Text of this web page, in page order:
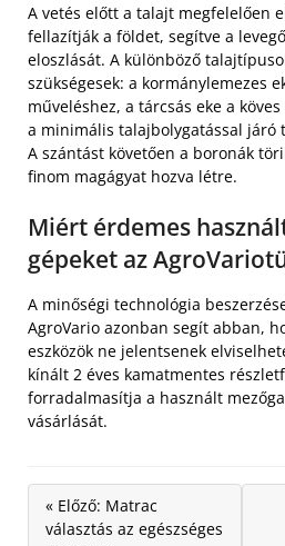
A vetés előtt a talajt megfelelően
fellazítják a földet, segítve a
eloszlását. A különböző
szükségesek: a kormánylemezes
műveléshez, a tárcsás eke a
a minimális talajbolygatással járó
A szántást követően a boronák
finom magágyat hozva létre.
Miért érdemes
gépeket az
A minőségi technológia
AgroVario azonban segít abban,
eszközök ne jelentsenek
kínált 2 éves kamatmentes
forradalmasítja a használt
vásárlását.
« Előző: Matrac
választás az egészséges